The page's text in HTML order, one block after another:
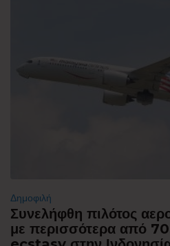
Δημοφιλή
Συνελήφθη πιλότος
με περισσότερα από